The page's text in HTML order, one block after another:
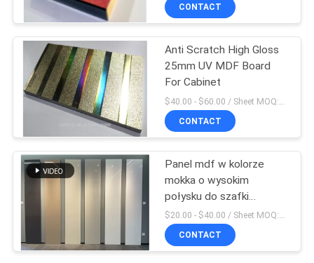
SKONTAKTUJ
SIĘ
NAMI
AKTUALNOŚCI
SPRAWY
POPROSIĆ
Panele MDF o
wysokim połysku
Teksturowane
14
CONTACT
Anti Scratch High Gloss
25mm UV MDF Board
For Cabinet
CONTACT
Panel mdf w kolorze
mokka o wysokim
połysku do szafki
kuchennej
$20.00 - $40.00 / Sheet MOQ:50 Sheet/Sheets
CONTACT